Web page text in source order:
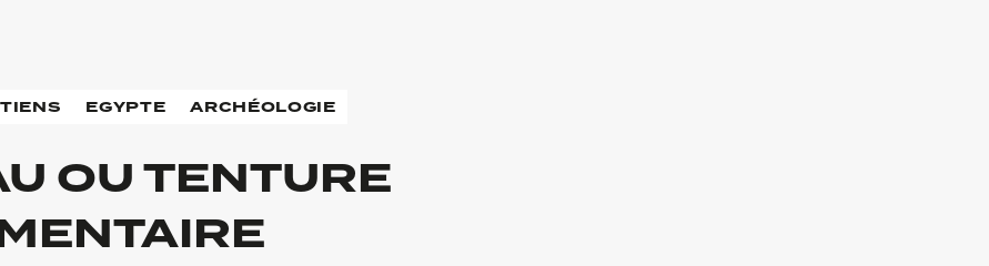
EGYPTE ARCHÉOLOGIE
OU TENTURE